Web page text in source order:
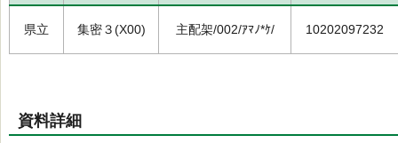
県立 集密３(X00) 主配架/002/ｱﾏﾉ*ｹ/ 10202097232
資料詳細